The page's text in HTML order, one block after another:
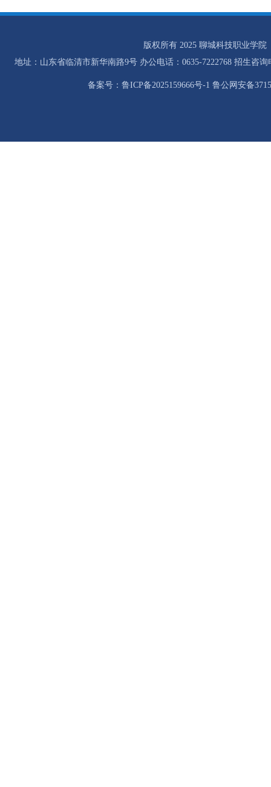
版权所有 2025 聊城科技职业学院
地址：山东省临清市新华南路9号 办公电话：0635-7222768 招生咨询
备案号：鲁ICP备2025159666号-1 鲁公网安备